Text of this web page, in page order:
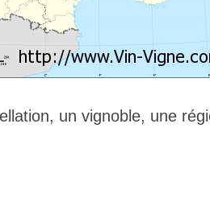
un vignoble, une